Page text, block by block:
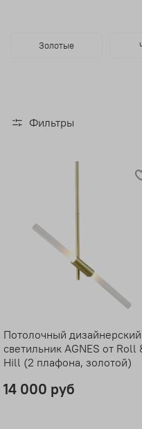
Золотые
Фильтры
Потолочный дизайнерский
светильник AGNES от Roll
Hill (2 плафона, золотой)
14 000 руб